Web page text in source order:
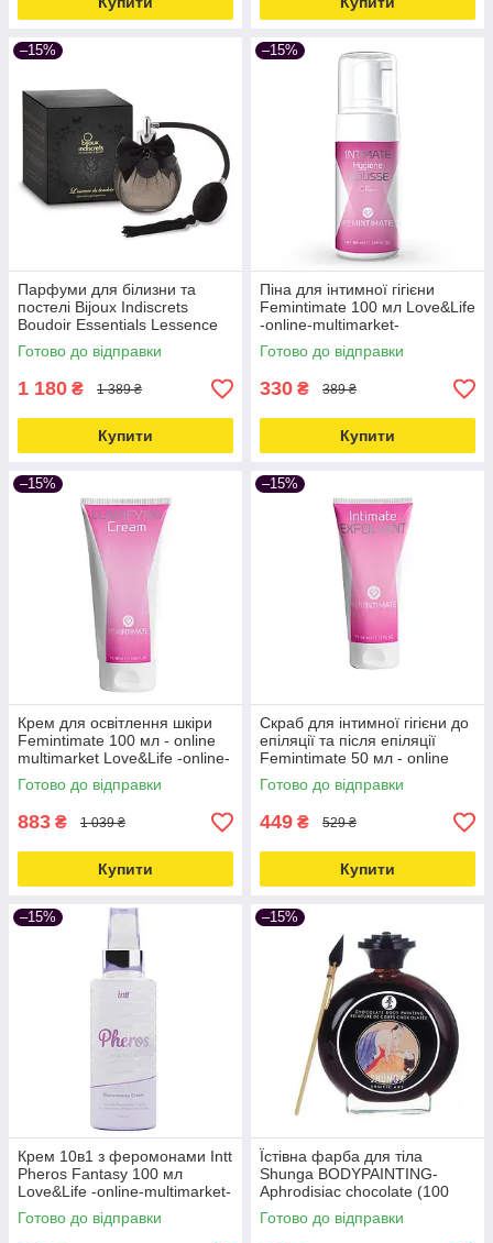
–15%
Парфуми для білизни та
постелі Bijoux Indiscrets
Boudoir Essentials Lessence
du 100 мл - online multimarket
Love&Life
Готово до відправки
1 180 ₴ 1 389 ₴
Купити
–15%
Піна для інтимної гігієни
Femintimate 100 мл Love&Life
-online-multimarket-
Готово до відправки
330 ₴ 389 ₴
Купити
–15%
Крем для освітлення шкіри
Femintimate 100 мл - online
multimarket Love&Life -online-
multimarket-
Готово до відправки
883 ₴ 1 039 ₴
Купити
–15%
Скраб для інтимної гігієни до
епіляції та після епіляції
Femintimate 50 мл - online
multimarket Love&Life -online-
multimarket-
Готово до відправки
449 ₴ 529 ₴
Купити
–15%
Крем 10в1 з феромонами Intt
Pheros Fantasy 100 мл
Love&Life -online-multimarket-
Готово до відправки
–15%
Їстівна фарба для тіла
Shunga BODYPAINTING-
Aphrodisiac chocolate (100
мл) шоколадний афродизіак
Шунга Love&Life
Готово до відправки